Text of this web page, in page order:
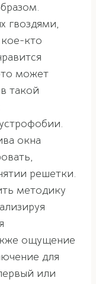
гвоздями,
кое-кто
может
такой
окна
решетки.
методику
ощущение
для
или